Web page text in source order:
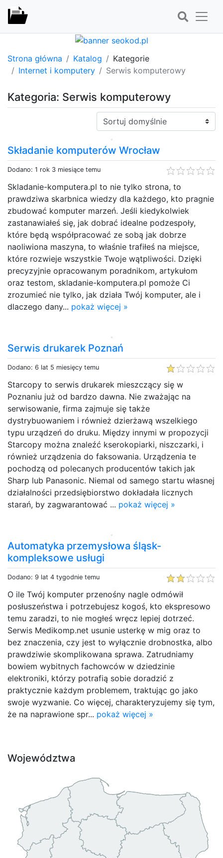
Strona główna Katalog
Kategorie
Internet i komputery
Serwis komputerowy
Kategoria: Serwis komputerowy
Sortuj:
Składanie komputerów Wrocław
Dodano: 1 rok 3 miesiące temu
Skladanie-komputera.pl to nie tylko strona, to
prawdziwa skarbnica wiedzy dla każdego, kto pragnie
zbudować komputer marzeń. Jeśli kiedykolwiek
zastanawiałeś się, jak dobrać idealne podzespoły,
które będą współpracować ze sobą jak dobrze
naoliwiona maszyna, to właśnie trafiłeś na miejsce,
które rozwieje wszystkie Twoje wątpliwości. Dzięki
precyzyjnie opracowanym poradnikom, artykułom
oraz testom, skladanie-komputera.pl pomoże Ci
zrozumieć nie tylko, jak działa Twój komputer, ale i
dlaczego dany... pokaż więcej »
Serwis drukarek Poznań
Dodano: 6 lat 5 miesięcy temu
Starcopy to serwis drukarek mieszczący się w
Poznaniu już od bardzo dawna. Nie zważając na
serwisowanie, firma zajmuje się także
dystrybuowaniem i również dzierżawą wszelkiego
typu urządzeń do druku. Między innymi w propozycji
Starcopy można znaleźć kserokopiarki, niszczarki, i
również urządzenia do faksowania. Urządzenia te
pochodzą od polecanych producentów takich jak
Sharp lub Panasonic. Niemal od samego startu własnej
działalności przedsiębiorstwo dokładała licznych
starań, by zagwarantować ... pokaż więcej »
Automatyka przemysłowa śląsk-
kompleksowe usługi
Dodano: 9 lat 4 tygodnie temu
O ile Twój komputer przenośny nagle odmówił
posłuszeństwa i potrzebujesz kogoś, kto ekspresowo
temu zaradzi, to nie mogłeś wręcz lepiej dotrzeć.
Serwis Medikomp.net usunie usterkę w mig oraz to
bez znaczenia, czy jest to wyłącznie drobnostka, albo
prawdziwie skomplikowana sprawa. Zatrudniamy
bowiem wybitnych fachowców w dziedzinie
elektroniki, którzy potrafią sobie doradzić z
praktycznie każdym problemem, traktując go jako
swoje wyzwanie. Co więcej, charakteryzujemy się tym,
że na naprawione spr... pokaż więcej »
Województwa